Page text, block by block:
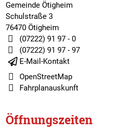
Gemeinde Ötigheim
Schulstraße 3
76470 Ötigheim
(07222) 91 97 - 0
(07222) 91 97 - 97
E-Mail-Kontakt
OpenStreetMap
Fahrplanauskunft
Öffnungszeiten